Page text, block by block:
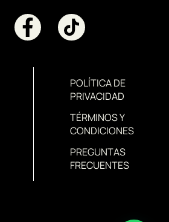
POLÍTICA DE
PRIVACIDAD
TÉRMINOS Y
CONDICIONES
PREGUNTAS
FRECUENTES